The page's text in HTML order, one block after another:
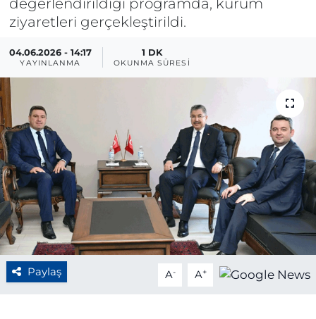
değerlendirildiği programda, kurum
ziyaretleri gerçekleştirildi.
04.06.2026 - 14:17
YAYINLANMA
1 DK
OKUNMA SÜRESI
Paylaş A- A+
BÖLGE
YAŞAM
GENEL
GÜNCEL
RESMİ İLAN